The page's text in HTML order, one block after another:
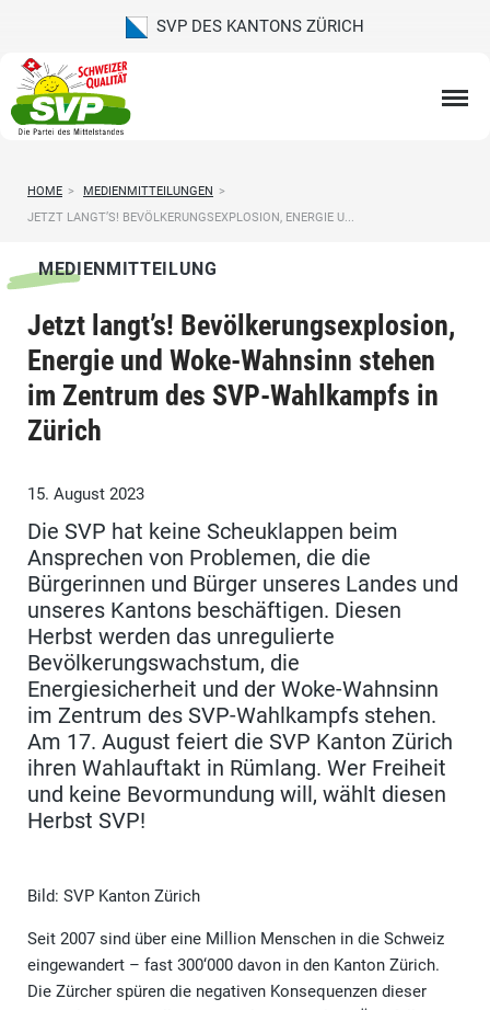
SVP DES KANTONS ZÜRICH
HOME > MEDIENMITTEILUNGEN >
JETZT LANGT’S! BEVÖLKERUNGSEXPLOSION, ENERGIE U...
MEDIENMITTEILUNG
Jetzt langt’s! Bevölkerungsexplosion,
Energie und Woke-Wahnsinn stehen
im Zentrum des SVP-Wahlkampfs in
Zürich
15. August 2023
Die SVP hat keine Scheuklappen beim
Ansprechen von Problemen, die die
Bürgerinnen und Bürger unseres Landes und
unseres Kantons beschäftigen. Diesen
Herbst werden das unregulierte
Bevölkerungswachstum, die
Energiesicherheit und der Woke-Wahnsinn
im Zentrum des SVP-Wahlkampfs stehen.
Am 17. August feiert die SVP Kanton Zürich
ihren Wahlauftakt in Rümlang. Wer Freiheit
und keine Bevormundung will, wählt diesen
Herbst SVP!
Bild: SVP Kanton Zürich
Seit 2007 sind über eine Million Menschen in die Schweiz
eingewandert – fast 300‘000 davon in den Kanton Zürich.
Die Zürcher spüren die negativen Konsequenzen dieser